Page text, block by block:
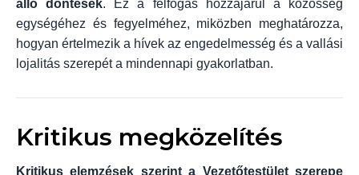
álló döntések. Ez a felfogás hozzájárul a közösség
egységéhez és fegyelméhez, miközben meghatározza,
hogyan értelmezik a hívek az engedelmesség és a vallási
lojalitás szerepét a mindennapi gyakorlatban.
Kritikus megközelítés
Kritikus elemzések szerint a Vezetőtestület szerepe